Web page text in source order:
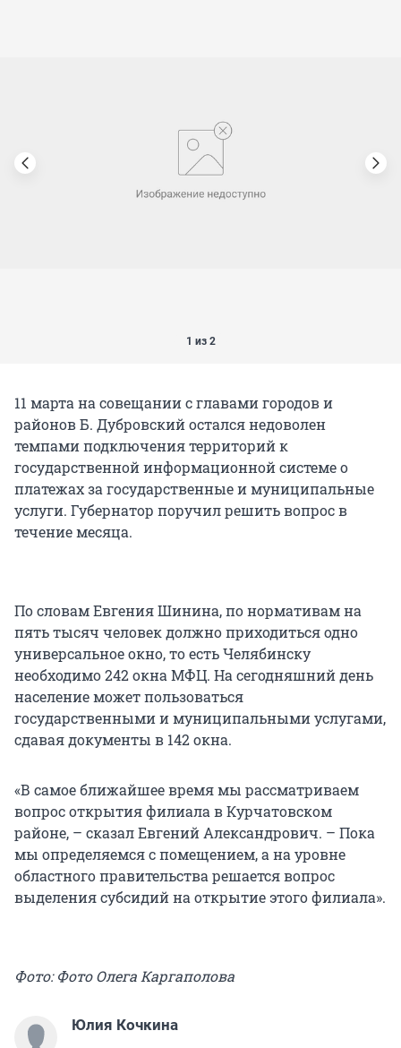
1 из 2
11 марта на совещании с главами городов и
районов Б. Дубровский остался недоволен
темпами подключения территорий к
государственной информационной системе о
платежах за государственные и муниципальные
услуги. Губернатор поручил решить вопрос в
течение месяца.
По словам Евгения Шинина, по нормативам на
пять тысяч человек должно приходиться одно
универсальное окно, то есть Челябинску
необходимо 242 окна МФЦ. На сегодняшний день
население может пользоваться
государственными и муниципальными услугами,
сдавая документы в 142 окна.
«В самое ближайшее время мы рассматриваем
вопрос открытия филиала в Курчатовском
районе, – сказал Евгений Александрович. – Пока
мы определяемся с помещением, а на уровне
областного правительства решается вопрос
выделения субсидий на открытие этого филиала».
Фото: Фото Олега Каргаполова
Юлия Кочкина